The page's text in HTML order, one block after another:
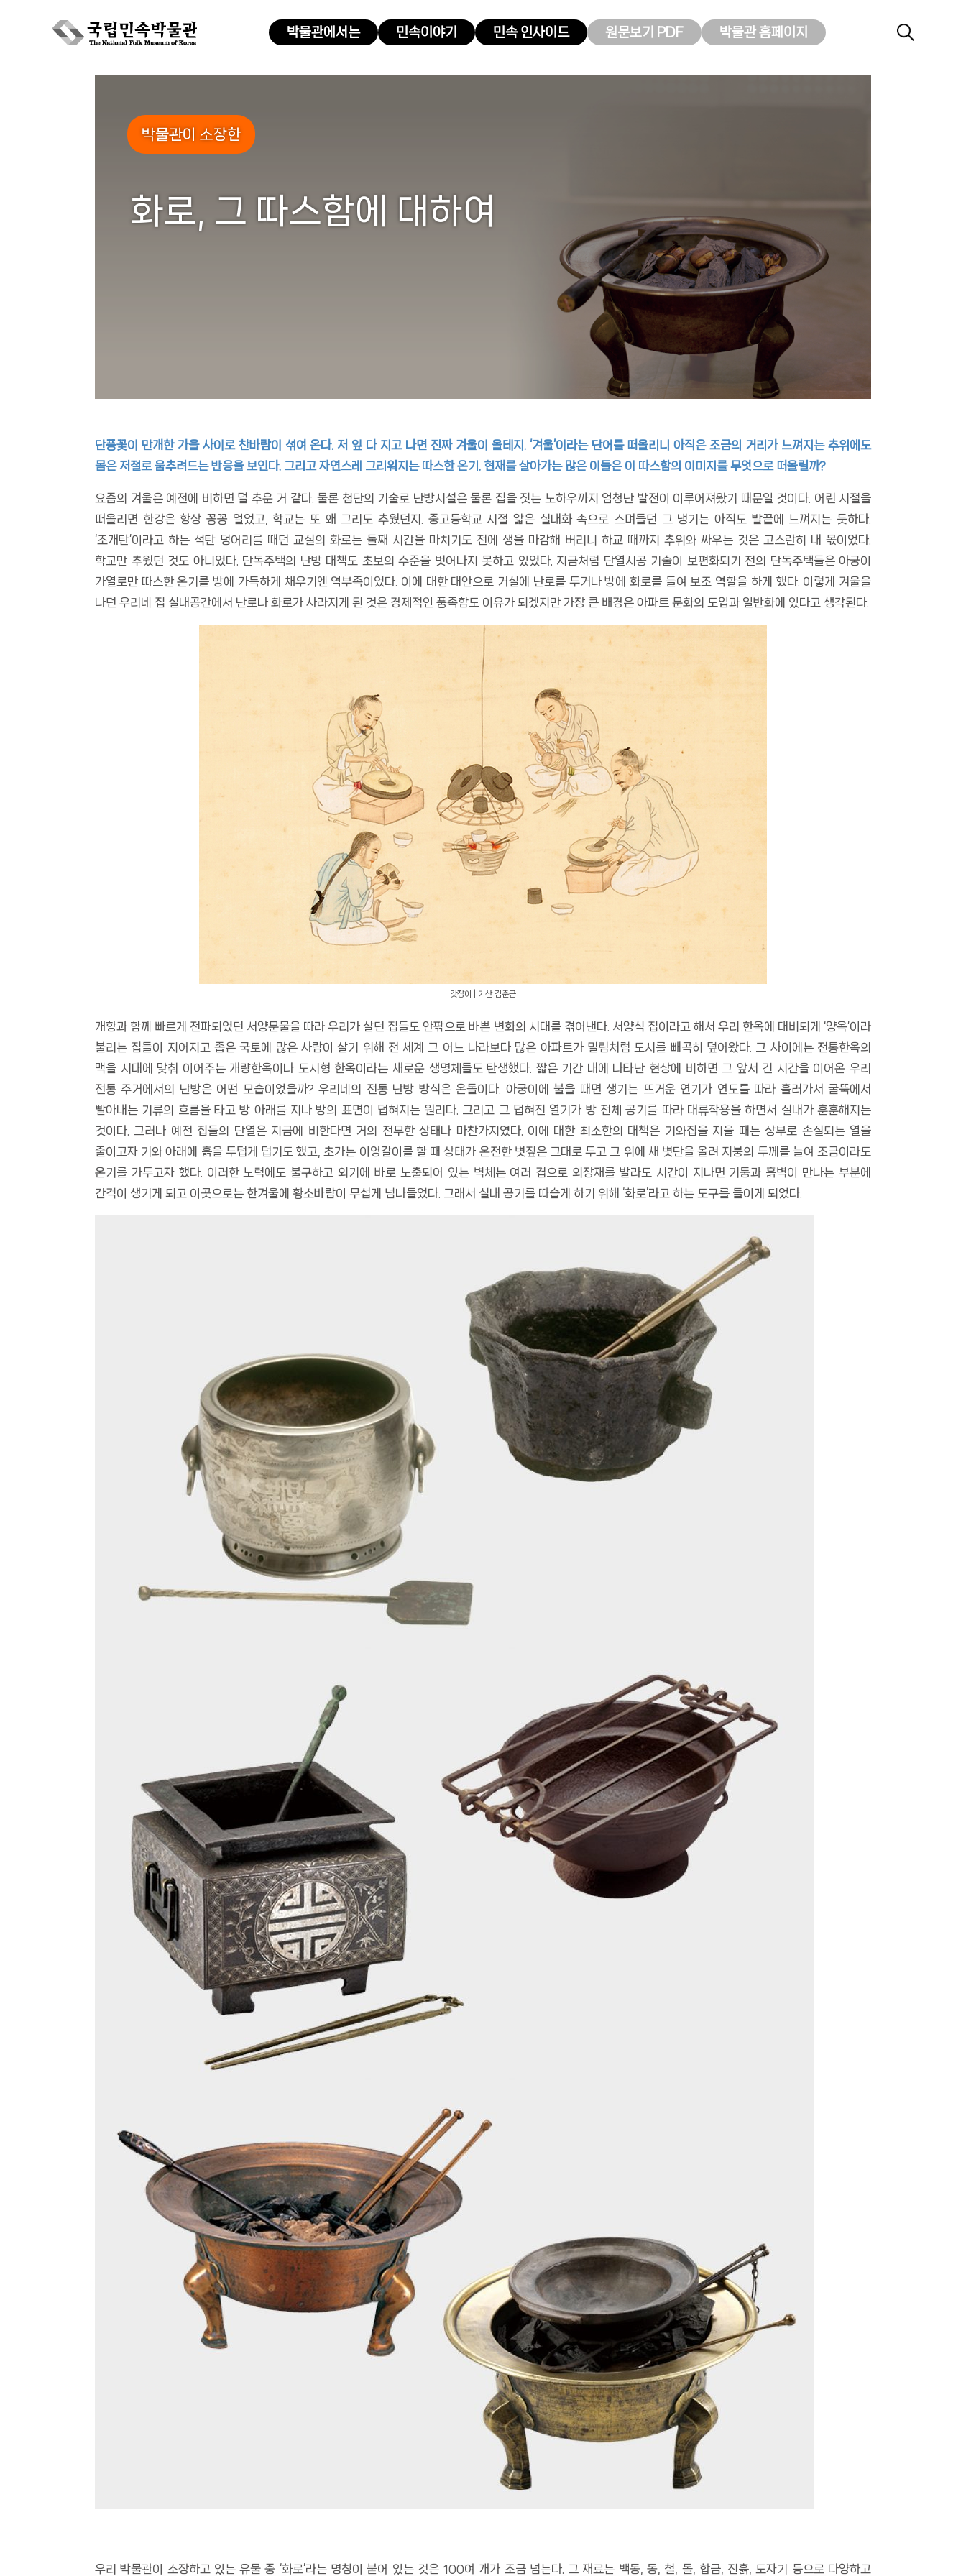
박물관에서는 민속이야기 민속 인사이드 원문보기 PDF 박물관 홈페이지
Skip
박물관이 소장한
화로, 그 따스함에 대하여
단풍꽃이 만개한 가을 사이로 찬바람이 섞여 온다. 저 잎 다 지고 나면 진짜 겨울이 올테지. ‘겨울’이라는 단어를 떠올리니 아직은 조금의 거리가 느껴지는 추위에도
몸은 저절로 움추려드는 반응을 보인다. 그리고 자연스레 그리워지는 따스한 온기. 현재를 살아가는 많은 이들은 이 따스함의 이미지를 무엇으로 떠올릴까?
요즘의 겨울은 예전에 비하면 덜 추운 거 같다. 물론 첨단의 기술로 난방시설은 물론 집을 짓는 노하우까지 엄청난 발전이 이루어져왔기 때문일 것이다. 어린 시절을
떠올리면 한강은 항상 꽁꽁 얼었고, 학교는 또 왜 그리도 추웠던지. 중고등학교 시절 얇은 실내화 속으로 스며들던 그 냉기는 아직도 발끝에 느껴지는 듯하다.
‘조개탄’이라고 하는 석탄 덩어리를 때던 교실의 화로는 둘째 시간을 마치기도 전에 생을 마감해 버리니 하교 때까지 추위와 싸우는 것은 고스란히 내 몫이었다.
학교만 추웠던 것도 아니었다. 단독주택의 난방 대책도 초보의 수준을 벗어나지 못하고 있었다. 지금처럼 단열시공 기술이 보편화되기 전의 단독주택들은 아궁이
가열로만 따스한 온기를 방에 가득하게 채우기엔 역부족이었다. 이에 대한 대안으로 거실에 난로를 두거나 방에 화로를 들여 보조 역할을 하게 했다. 이렇게 겨울을
나던 우리네 집 실내공간에서 난로나 화로가 사라지게 된 것은 경제적인 풍족함도 이유가 되겠지만 가장 큰 배경은 아파트 문화의 도입과 일반화에 있다고 생각된다.
갓쟝이 | 기산 김준근
개항과 함께 빠르게 전파되었던 서양문물을 따라 우리가 살던 집들도 안팎으로 바쁜 변화의 시대를 겪어낸다. 서양식 집이라고 해서 우리 한옥에 대비되게 ‘양옥’이라
불리는 집들이 지어지고 좁은 국토에 많은 사람이 살기 위해 전 세계 그 어느 나라보다 많은 아파트가 밀림처럼 도시를 빼곡히 덮어왔다. 그 사이에는 전통한옥의
맥을 시대에 맞춰 이어주는 개량한옥이나 도시형 한옥이라는 새로운 생명체들도 탄생했다. 짧은 기간 내에 나타난 현상에 비하면 그 앞서 긴 시간을 이어온 우리
전통 주거에서의 난방은 어떤 모습이었을까? 우리네의 전통 난방 방식은 온돌이다. 아궁이에 불을 때면 생기는 뜨거운 연기가 연도를 따라 흘러가서 굴뚝에서
빨아내는 기류의 흐름을 타고 방 아래를 지나 방의 표면이 덥혀지는 원리다. 그리고 그 덥혀진 열기가 방 전체 공기를 따라 대류작용을 하면서 실내가 훈훈해지는
것이다. 그러나 예전 집들의 단열은 지금에 비한다면 거의 전무한 상태나 마찬가지였다. 이에 대한 최소한의 대책은 기와집을 지을 때는 상부로 손실되는 열을
줄이고자 기와 아래에 흙을 두텁게 덥기도 했고, 초가는 이엉갈이를 할 때 상태가 온전한 볏짚은 그대로 두고 그 위에 새 볏단을 올려 지붕의 두께를 늘여 조금이라도
온기를 가두고자 했다. 이러한 노력에도 불구하고 외기에 바로 노출되어 있는 벽체는 여러 겹으로 외장재를 발라도 시간이 지나면 기둥과 흙벽이 만나는 부분에
간격이 생기게 되고 이곳으로는 한겨울에 황소바람이 무섭게 넘나들었다. 그래서 실내 공기를 따습게 하기 위해 ‘화로’라고 하는 도구를 들이게 되었다.
우리 박물관이 소장하고 있는 유물 중 ‘화로’라는 명칭이 붙어 있는 것은 100여 개가 조금 넘는다. 그 재료는 백동, 동, 철, 돌, 합금, 진흙, 도자기 등으로 다양하고